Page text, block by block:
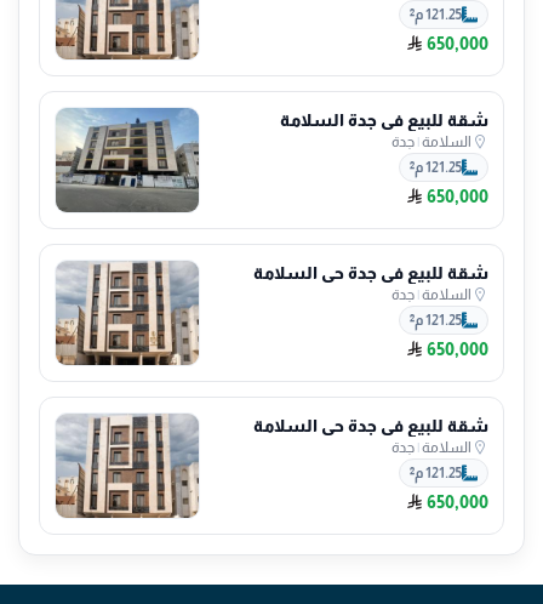
121.25 م²
650,000
شقة للبيع في جدة السلامة
السلامة| جدة
121.25 م²
650,000
شقة للبيع في جدة حي السلامة
السلامة| جدة
121.25 م²
650,000
شقة للبيع في جدة حي السلامة
السلامة| جدة
121.25 م²
650,000